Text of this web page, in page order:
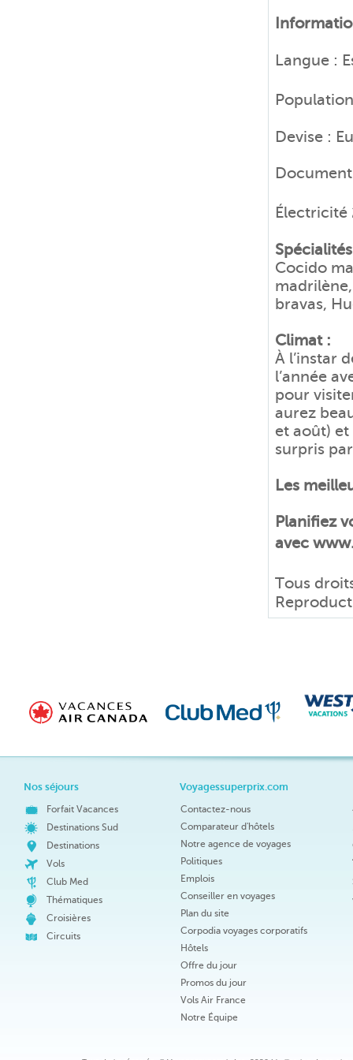
Langue :
Devise :
Cocido
bravas,
Climat :
À l’instar
l’année
pour
aurez
et août) et
surpris
Les
Planifiez
avec
Tous
Nos séjours
Forfait Vacances
Destinations Sud
Destinations
Vols
Club Med
Thématiques
Croisières
Circuits
Voyagessuperprix.com
Contactez-nous
Comparateur d'hôtels
Notre agence de voyages
Politiques
Emplois
Conseiller en voyages
Plan du site
Corpodia voyages corporatifs
Hôtels
Offre du jour
Promos du jour
Vols Air France
Notre Équipe